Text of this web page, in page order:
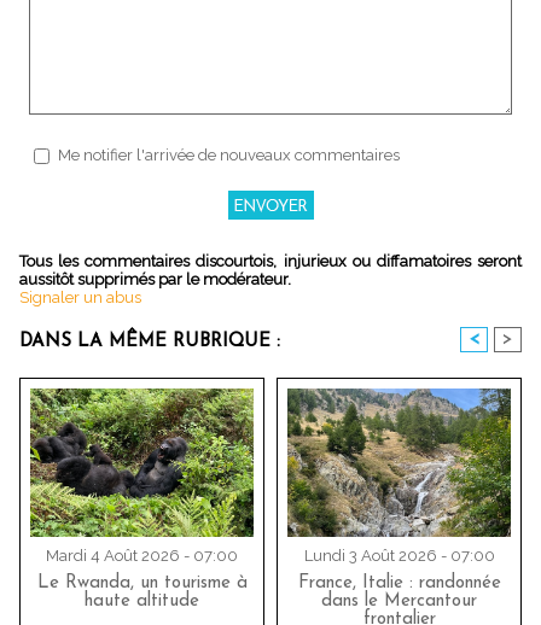
Me notifier l'arrivée de nouveaux commentaires
Tous les commentaires discourtois, injurieux ou diffamatoires seront
aussitôt supprimés par le modérateur.
Signaler un abus
DANS LA MÊME RUBRIQUE : < >
Mardi 4 Août 2026 - 07:00
Le Rwanda, un tourisme à
haute altitude
Lundi 3 Août 2026 - 07:00
France, Italie : randonnée
dans le Mercantour
frontalier